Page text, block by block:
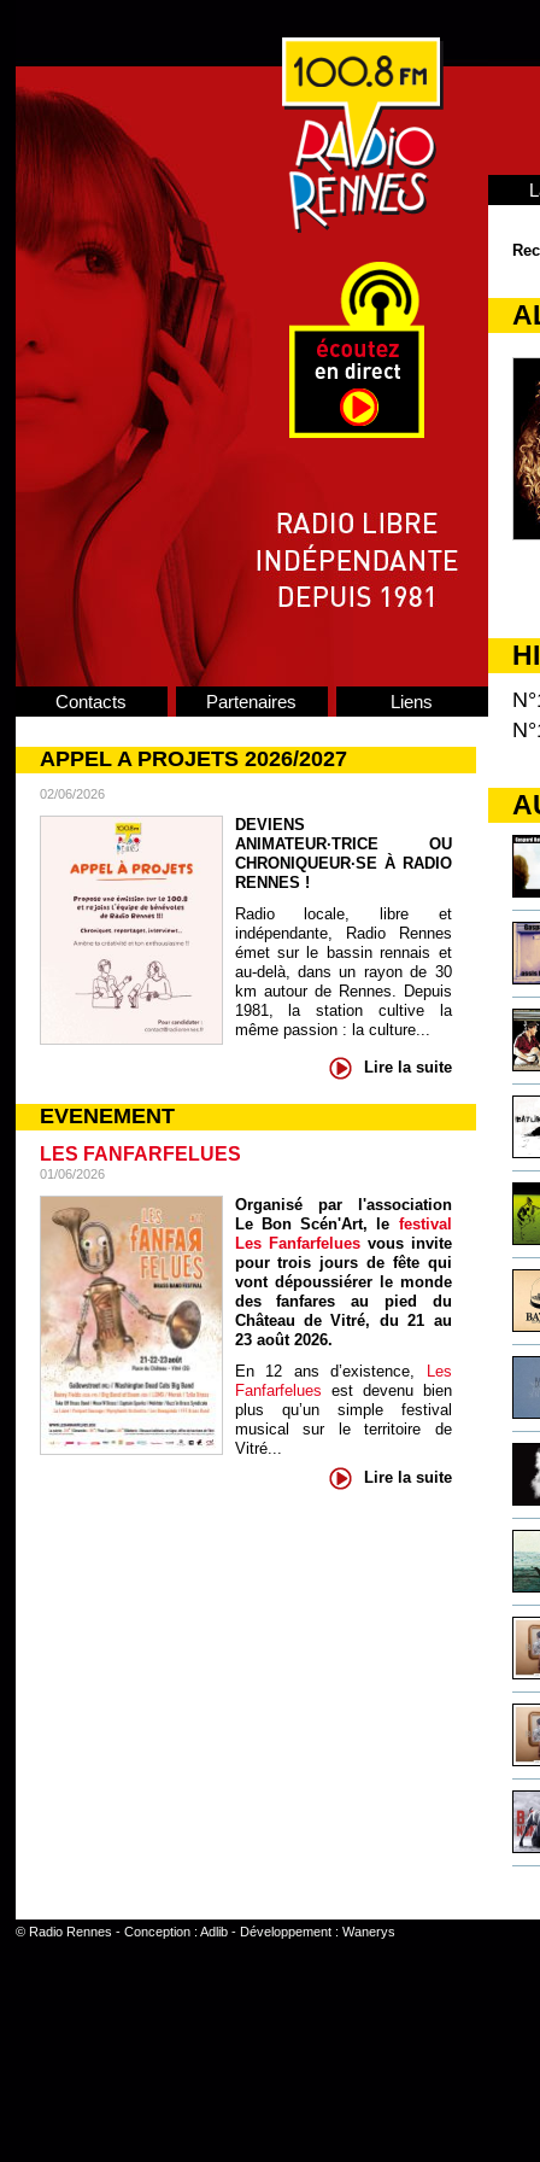
Contacts Partenaires Liens
APPEL A PROJETS 2026/2027
02/06/2026
DEVIENS
ANIMATEUR·TRICE OU
CHRONIQUEUR·SE À RADIO
RENNES !
Radio locale, libre et
indépendante, Radio Rennes
émet sur le bassin rennais et
au-delà, dans un rayon de 30
km autour de Rennes. Depuis
1981, la station cultive la
même passion : la culture...
Lire la suite
EVENEMENT
LES FANFARFELUES
01/06/2026
Organisé par l'association
Le Bon Scén'Art, le festival
Les Fanfarfelues vous invite
pour trois jours de fête qui
vont dépoussiérer le monde
des fanfares au pied du
Château de Vitré, du 21 au
23 août 2026.
En 12 ans d’existence, Les
Fanfarfelues est devenu bien
plus qu’un simple festival
musical sur le territoire de
Vitré...
Lire la suite
© Radio Rennes - Conception : Adlib- Développement : Wanerys